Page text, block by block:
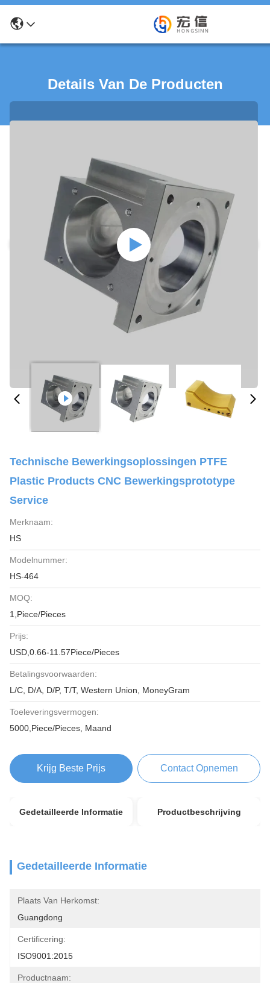
Details Van De Producten
Technische Bewerkingsoplossingen PTFE
Plastic Products CNC Bewerkingsprototype
Service
Merknaam:
HS
Modelnummer:
HS-464
MOQ:
1,Piece/Pieces
Prijs:
USD,0.66-11.57Piece/Pieces
Betalingsvoorwaarden:
L/C, D/A, D/P, T/T, Western Union, MoneyGram
Toeleveringsvermogen:
5000,Piece/Pieces, Maand
Krijg Beste Prijs Contact Opnemen
Gedetailleerde Informatie Productbeschrijving
Gedetailleerde Informatie
Plaats Van Herkomst:
Guangdong
Certificering:
ISO9001:2015
Productnaam: